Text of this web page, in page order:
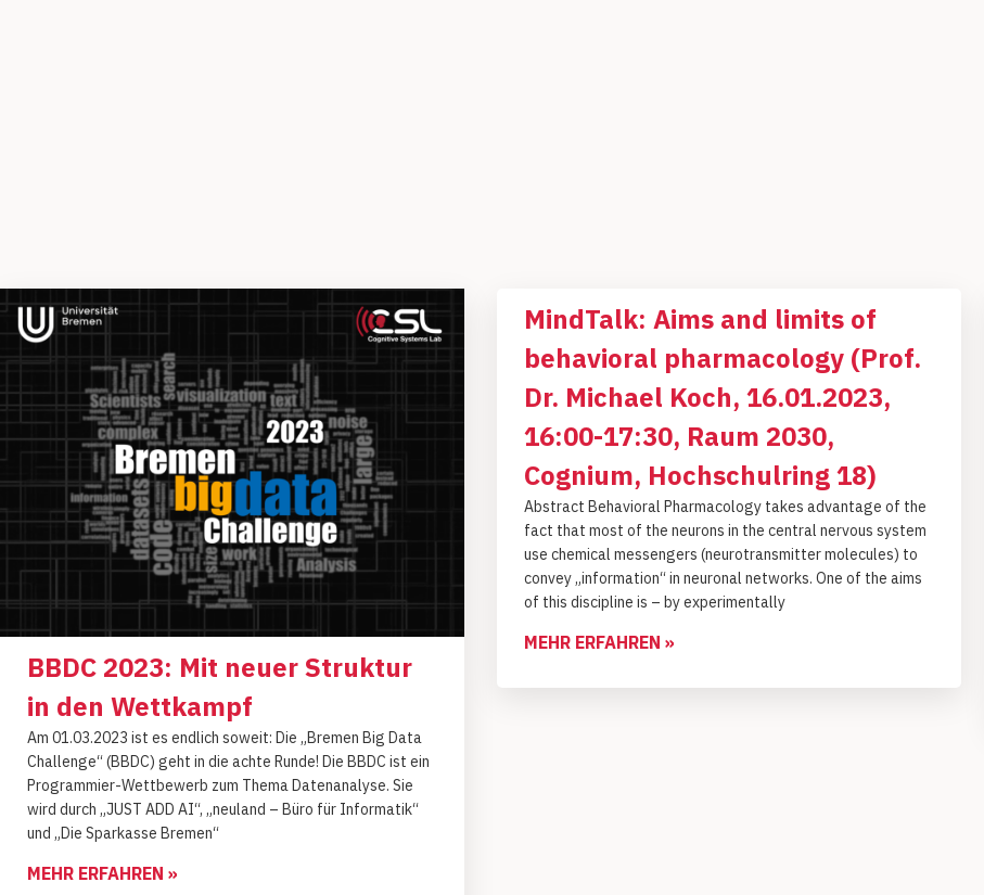
BBDC 2023: Mit neuer Struktur
in den Wettkampf
Am 01.03.2023 ist es endlich soweit: Die „Bremen Big Data
Challenge“ (BBDC) geht in die achte Runde! Die BBDC ist ein
Programmier-Wettbewerb zum Thema Datenanalyse. Sie
wird durch „JUST ADD AI“, „neuland – Büro für Informatik“
und „Die Sparkasse Bremen“
MEHR ERFAHREN »
MindTalk: Aims and limits of
behavioral pharmacology (Prof.
Dr. Michael Koch, 16.01.2023,
16:00-17:30, Raum 2030,
Cognium, Hochschulring 18)
Abstract Behavioral Pharmacology takes advantage of the
fact that most of the neurons in the central nervous system
use chemical messengers (neurotransmitter molecules) to
convey „information“ in neuronal networks. One of the aims
of this discipline is – by experimentally
MEHR ERFAHREN »